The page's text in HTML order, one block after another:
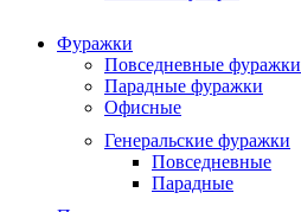
Фуражки
Повседневные фуражки
Парадные фуражки
Офисные
Генеральские фуражки
Повседневные
Парадные